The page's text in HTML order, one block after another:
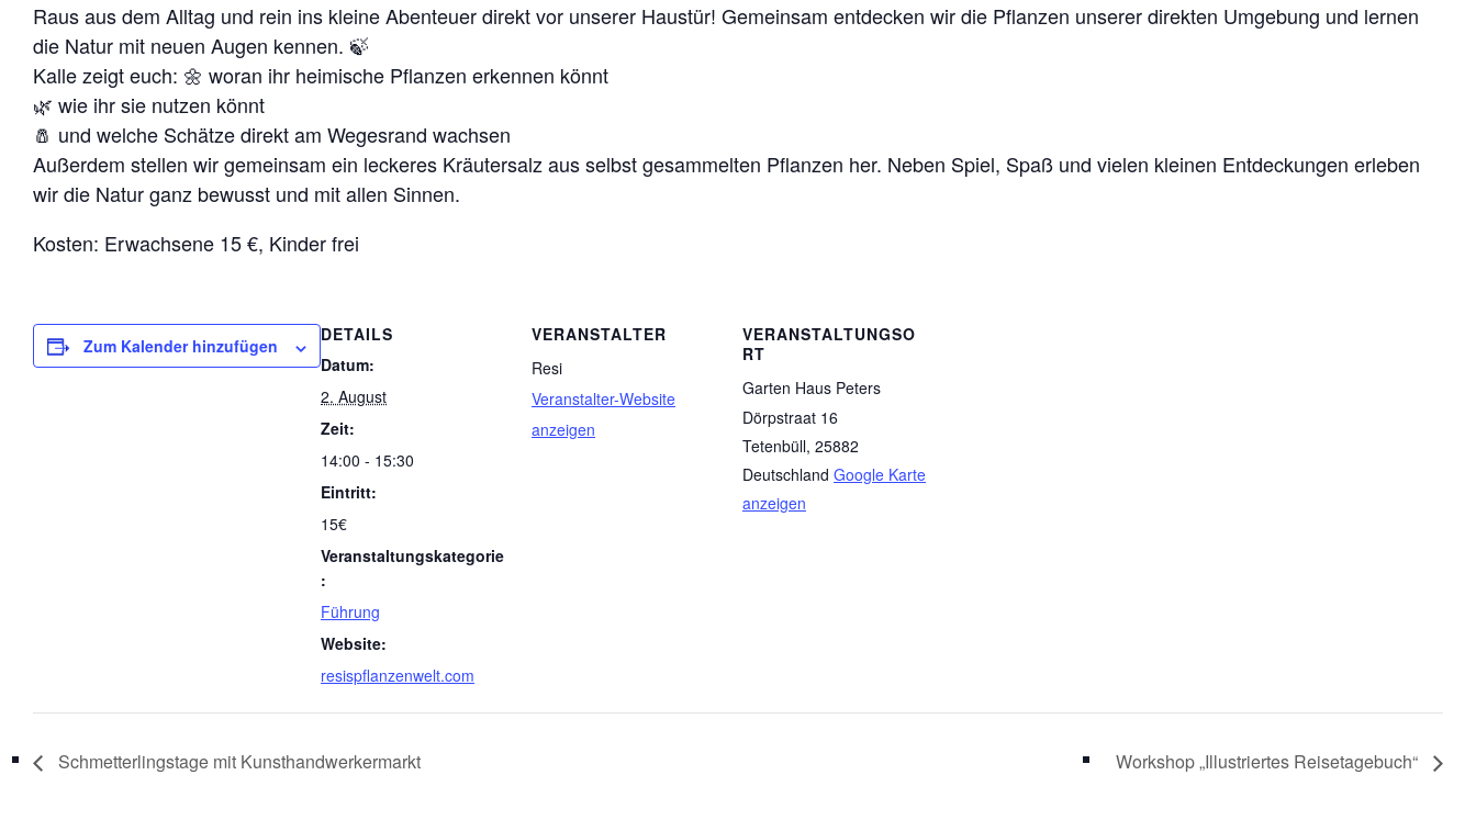
Raus aus dem Alltag und rein ins kleine Abenteuer direkt vor unserer Haustür! Gemeinsam entdecken wir die Pflanzen unserer direkten Umgebung und lernen
die Natur mit neuen Augen kennen. 🍃
Kalle zeigt euch: 🌼 woran ihr heimische Pflanzen erkennen könnt
🌿 wie ihr sie nutzen könnt
🧂 und welche Schätze direkt am Wegesrand wachsen
Außerdem stellen wir gemeinsam ein leckeres Kräutersalz aus selbst gesammelten Pflanzen her. Neben Spiel, Spaß und vielen kleinen Entdeckungen erleben
wir die Natur ganz bewusst und mit allen Sinnen.
Kosten: Erwachsene 15 €, Kinder frei
Zum Kalender hinzufügen
DETAILS
Datum:
2. August
Zeit:
14:00 - 15:30
Eintritt:
15€
Veranstaltungskategorie
:
Führung
Website:
resispflanzenwelt.com
VERANSTALTER
Resi
Veranstalter-Website
anzeigen
VERANSTALTUNGSO
RT
Garten Haus Peters
Dörpstraat 16
Tetenbüll, 25882
Deutschland Google Karte
anzeigen
Schmetterlingstage mit Kunsthandwerkermarkt Workshop „Illustriertes Reisetagebuch“